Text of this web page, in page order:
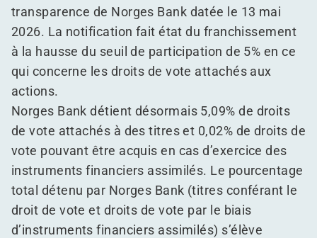
transparence de Norges Bank datée le 13 mai
2026. La notification fait état du franchissement
à la hausse du seuil de participation de 5% en ce
qui concerne les droits de vote attachés aux
actions.
Norges Bank détient désormais 5,09% de droits
de vote attachés à des titres et 0,02% de droits de
vote pouvant être acquis en cas d’exercice des
instruments financiers assimilés. Le pourcentage
total détenu par Norges Bank (titres conférant le
droit de vote et droits de vote par le biais
d’instruments financiers assimilés) s’élève